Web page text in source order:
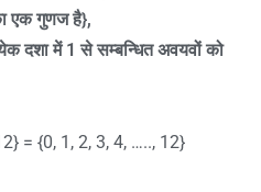
एक गुणज है},
दशा में 1से सम्बन्धित अवयवों को
= {0, 1, 2, 3, 4, ….., 12}